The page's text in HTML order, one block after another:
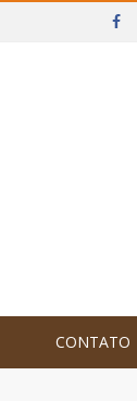
CONTATO